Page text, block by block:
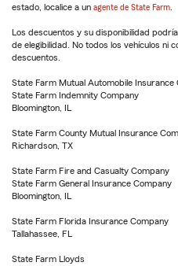
estado, localice a un agente de State Farm
Los descuentos y su disponibilidad
de elegibilidad. No todos los vehículos ni
descuentos.
State Farm Mutual Automobile Insurance
State Farm Indemnity Company
Bloomington, IL
State Farm County Mutual Insurance
Richardson, TX
State Farm Fire and Casualty Company
State Farm General Insurance Company
Bloomington, IL
State Farm Florida Insurance Company
Tallahassee, FL
State Farm Lloyds